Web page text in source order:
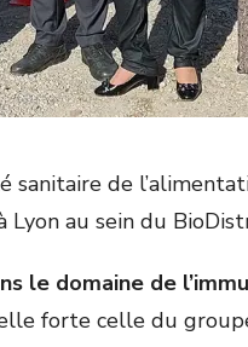
sanitaire de
au sein du
le domaine de
forte celle du